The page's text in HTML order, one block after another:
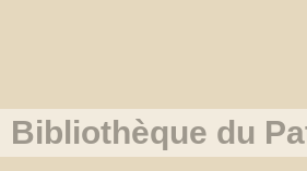
Bibliothèque du